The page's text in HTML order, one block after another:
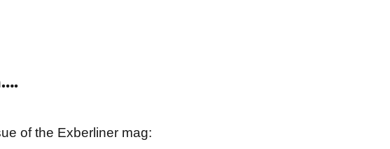
of the Exberliner mag: